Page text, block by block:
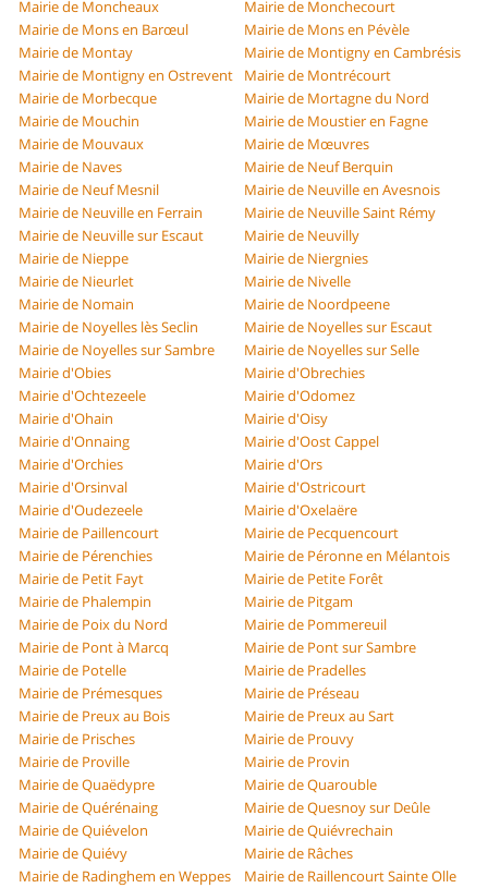
Mairie de Moncheaux
Mairie de Monchecourt
Mairie de Mons en Barœul
Mairie de Mons en Pévèle
Mairie de Montay
Mairie de Montigny en Cambrésis
Mairie de Montigny en Ostrevent
Mairie de Montrécourt
Mairie de Morbecque
Mairie de Mortagne du Nord
Mairie de Mouchin
Mairie de Moustier en Fagne
Mairie de Mouvaux
Mairie de Mœuvres
Mairie de Naves
Mairie de Neuf Berquin
Mairie de Neuf Mesnil
Mairie de Neuville en Avesnois
Mairie de Neuville en Ferrain
Mairie de Neuville Saint Rémy
Mairie de Neuville sur Escaut
Mairie de Neuvilly
Mairie de Nieppe
Mairie de Niergnies
Mairie de Nieurlet
Mairie de Nivelle
Mairie de Nomain
Mairie de Noordpeene
Mairie de Noyelles lès Seclin
Mairie de Noyelles sur Escaut
Mairie de Noyelles sur Sambre
Mairie de Noyelles sur Selle
Mairie d'Obies
Mairie d'Obrechies
Mairie d'Ochtezeele
Mairie d'Odomez
Mairie d'Ohain
Mairie d'Oisy
Mairie d'Onnaing
Mairie d'Oost Cappel
Mairie d'Orchies
Mairie d'Ors
Mairie d'Orsinval
Mairie d'Ostricourt
Mairie d'Oudezeele
Mairie d'Oxelaëre
Mairie de Paillencourt
Mairie de Pecquencourt
Mairie de Pérenchies
Mairie de Péronne en Mélantois
Mairie de Petit Fayt
Mairie de Petite Forêt
Mairie de Phalempin
Mairie de Pitgam
Mairie de Poix du Nord
Mairie de Pommereuil
Mairie de Pont à Marcq
Mairie de Pont sur Sambre
Mairie de Potelle
Mairie de Pradelles
Mairie de Prémesques
Mairie de Préseau
Mairie de Preux au Bois
Mairie de Preux au Sart
Mairie de Prisches
Mairie de Prouvy
Mairie de Proville
Mairie de Provin
Mairie de Quaëdypre
Mairie de Quarouble
Mairie de Quérénaing
Mairie de Quesnoy sur Deûle
Mairie de Quiévelon
Mairie de Quiévrechain
Mairie de Quiévy
Mairie de Râches
Mairie de Radinghem en Weppes
Mairie de Raillencourt Sainte Olle